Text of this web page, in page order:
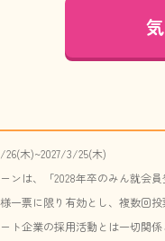
木)~2027/3/25(木)
ンは、「2028年卒のみん就会
一票に限り有効とし、複数回
ト企業の採用活動とは一切関